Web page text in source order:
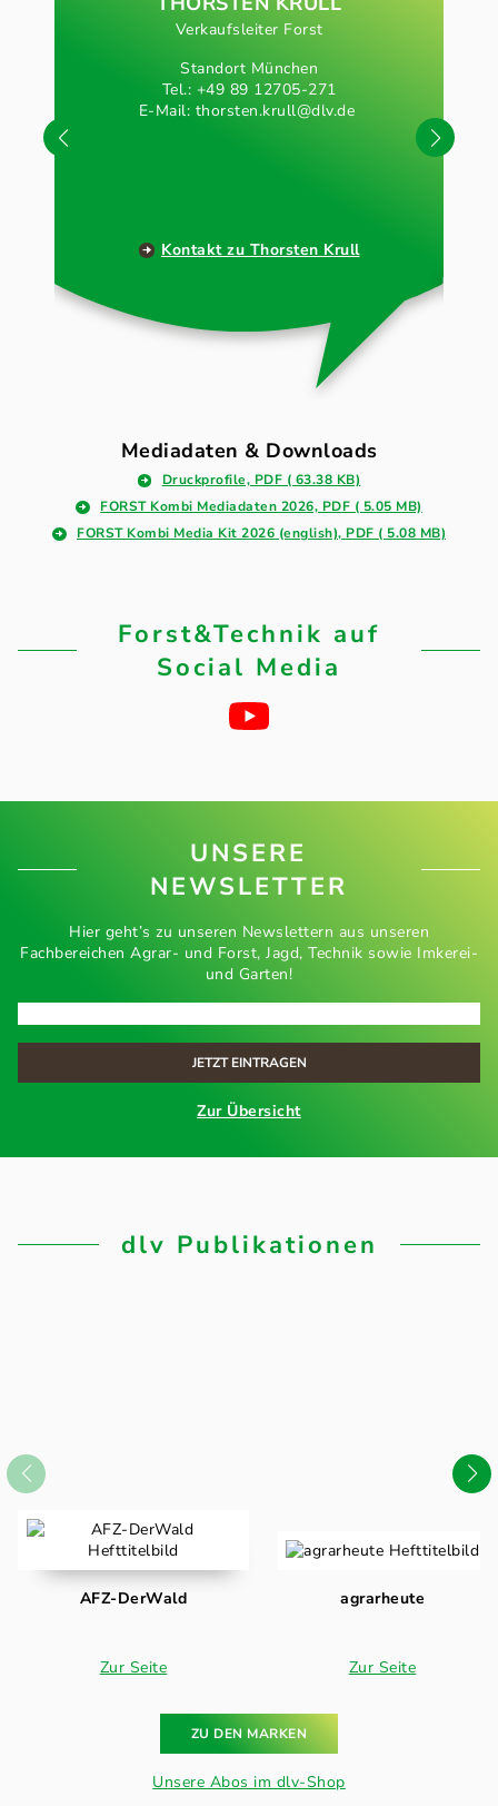
Verkaufsleiter Forst
Standort München
Tel.: +49 89 12705-271
E-Mail: thorsten.krull@dlv.de
Kontakt zu Thorsten Krull
Mediadaten & Downloads
Druckprofile, PDF ( 63.38 KB)
FORST Kombi Mediadaten 2026, PDF ( 5.05 MB)
FORST Kombi Media Kit 2026 (english), PDF ( 5.08 MB)
Forst&Technik auf
Social Media
UNSERE
NEWSLETTER
Hier geht’s zu unseren Newslettern aus unseren
Fachbereichen Agrar- und Forst, Jagd, Technik sowie Imkerei-
und Garten!
Zur Übersicht
dlv Publikationen
AFZ-DerWald
Zur Seite
agrarheute
Zur Seite
ZU DEN MARKEN
Unsere Abos im dlv-Shop